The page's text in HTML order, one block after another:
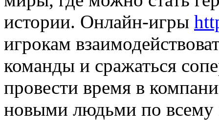
истории. Онлайн-игры
игрокам
команды и сражаться
провести время в
новыми людьми по